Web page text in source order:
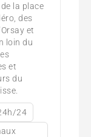
la place
des
et
loin du
et
du
24